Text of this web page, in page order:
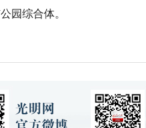
园综合体。